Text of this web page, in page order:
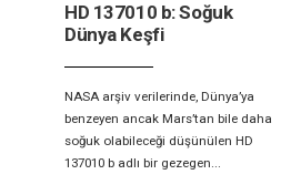
HD 137010 b: Soğuk
Dünya Keşfi
NASA arşiv verilerinde, Dünya’ya
benzeyen ancak Mars’tan bile daha
soğuk olabileceği düşünülen HD
137010 b adlı bir gezegen...